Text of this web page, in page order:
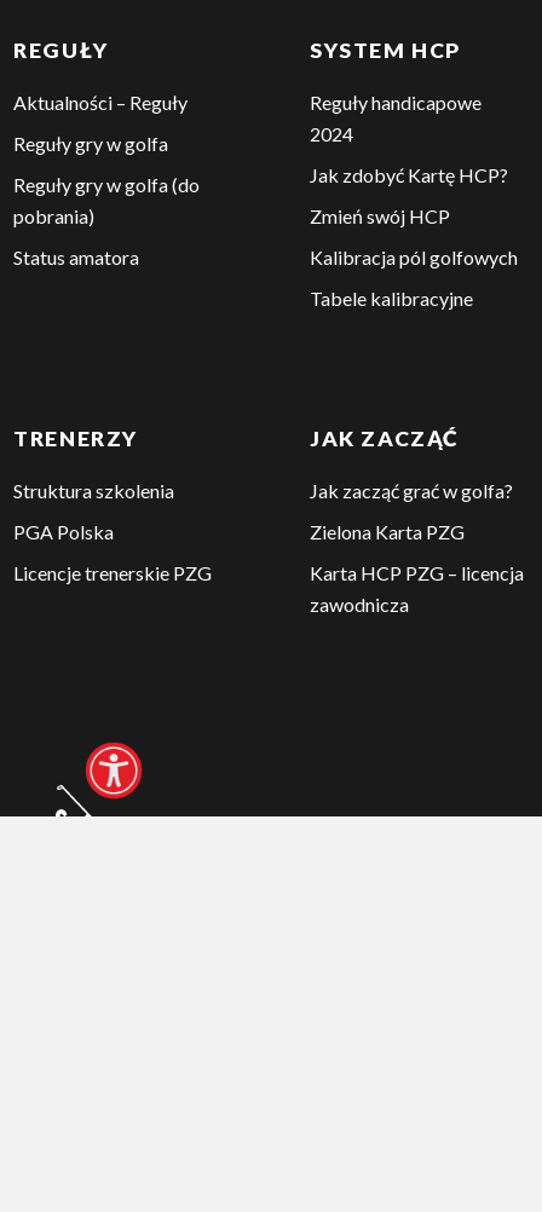
REGUŁY
Aktualności – Reguły
Reguły gry w golfa
Reguły gry w golfa (do
pobrania)
Status amatora
SYSTEM HCP
Reguły handicapowe
2024
Jak zdobyć Kartę HCP?
Zmień swój HCP
Kalibracja pól golfowych
Tabele kalibracyjne
TRENERZY
Struktura szkolenia
PGA Polska
Licencje trenerskie PZG
JAK ZACZĄĆ
Jak zacząć grać w golfa?
Zielona Karta PZG
Karta HCP PZG – licencja
zawodnicza